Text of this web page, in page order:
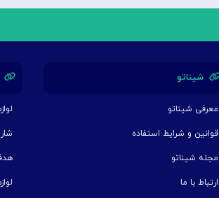
شیناتو
معرفی شیناتو
قوانین و شرایط استفاده
مجله شیناتو
ارتباط با ما